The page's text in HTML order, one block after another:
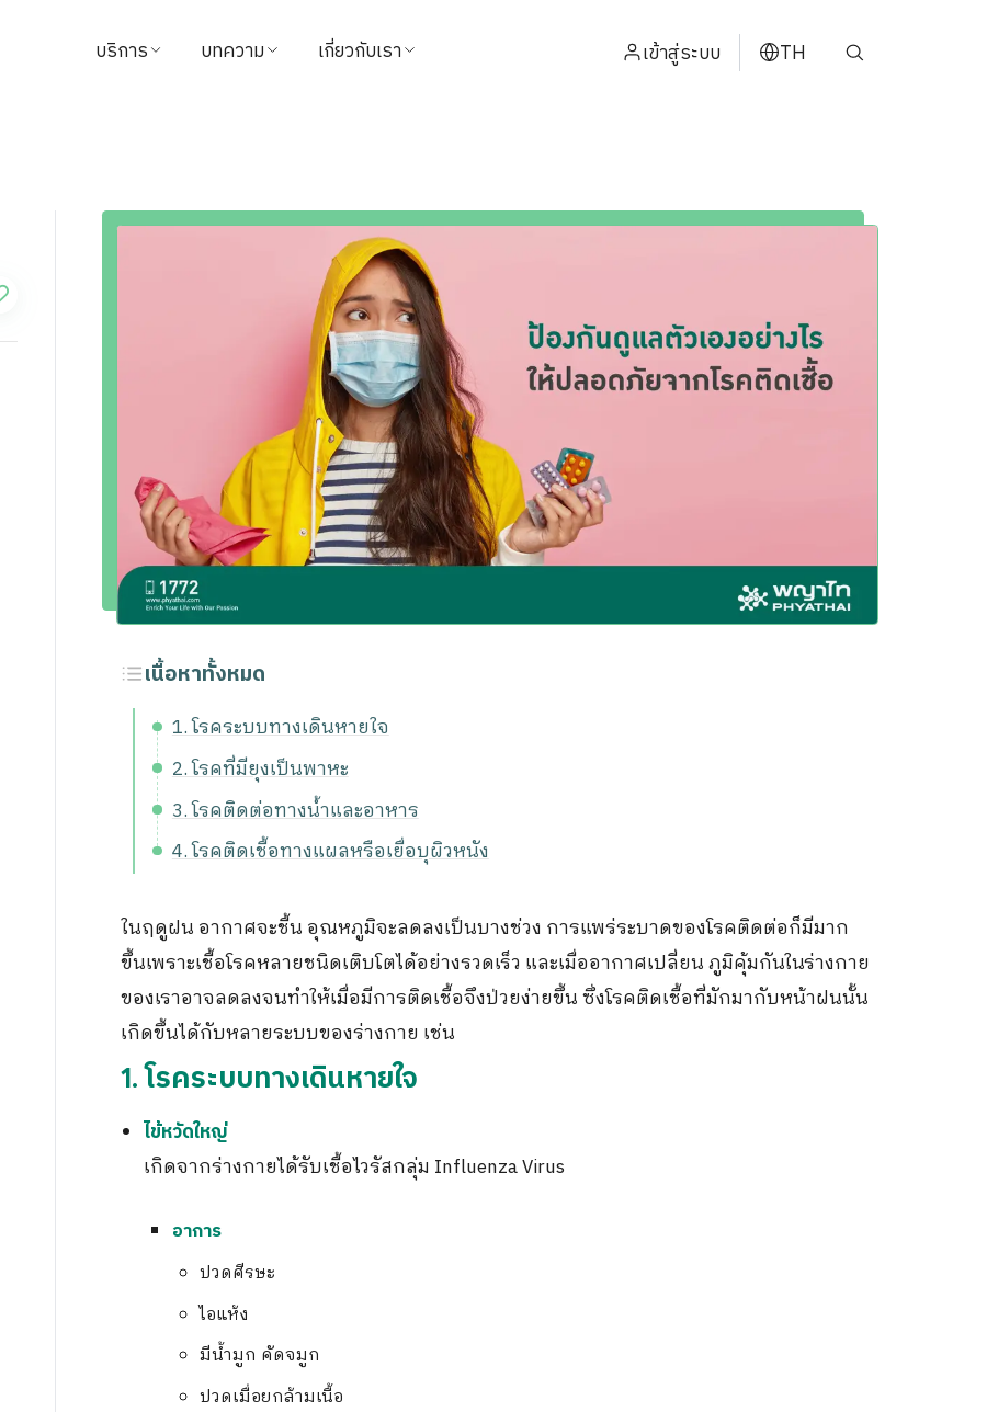
บริการ
แนะนำบริการ
ขอประวัติการรักษา
บทความ
จากใจผู้ใช้บริการ
เกี่ยวกับเรา
ผู้บริหารโรงพยาบาล
นักลงทุนสัมพันธ์
รางวัล
ติดต่อเรา
ข่าวสาร
กิจกรรม
ร่วมงานกับเรา
เข้าสู่ระบบ TH
日本
عربي
เนื้อหาทั้งหมด
1. โรคระบบทางเดินหายใจ
2. โรคที่มียุงเป็นพาหะ
3. โรคติดต่อทางน้ำและอาหาร
4. โรคติดเชื้อทางแผลหรือเยื่อบุผิวหนัง
ในฤดูฝน อากาศจะชื้น อุณหภูมิจะลดลงเป็นบางช่วง การแพร่ระบาดของโรคติดต่อก็มีมาก
ขึ้นเพราะเชื้อโรคหลายชนิดเติบโตได้อย่างรวดเร็ว และเมื่ออากาศเปลี่ยน ภูมิคุ้มกันในร่างกาย
ของเราอาจลดลงจนทำให้เมื่อมีการติดเชื้อจึงป่วยง่ายขึ้น ซึ่งโรคติดเชื้อที่มักมากับหน้าฝนนั้น
เกิดขึ้นได้กับหลายระบบของร่างกาย เช่น
1. โรคระบบทางเดินหายใจ
ไข้หวัดใหญ่
เกิดจากร่างกายได้รับเชื้อไวรัสกลุ่ม Influenza Virus
อาการ
ปวดศีรษะ
ไอแห้ง
มีน้ำมูก คัดจมูก
ปวดเมื่อยกล้ามเนื้อ